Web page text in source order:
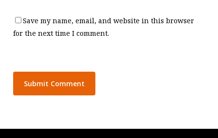
Save my name, email, and website in this browser
for the next time I comment.